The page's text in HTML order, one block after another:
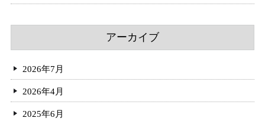
アーカイブ
2026年7月
2026年4月
2025年6月